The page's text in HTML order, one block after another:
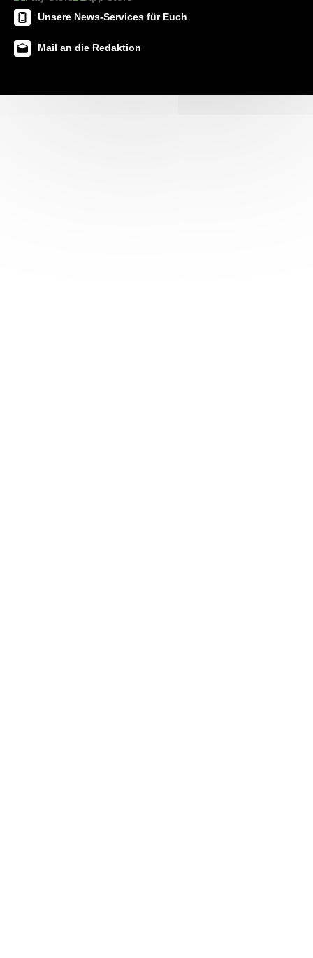
Unsere News-Services für Euch
Mail an die Redaktion